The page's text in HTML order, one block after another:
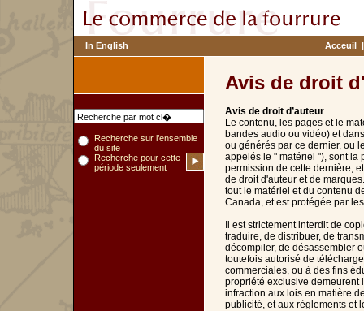
In English Acceuil|
Recherche sur l’ensemble
du site
Recherche pour cette
période seulement
Avis de droit
Avis de droit d’auteur
Le contenu, les pages et le
bandes audio ou vidéo) et
ou générés par ce dernier, ou
appelés le " matériel "), sont la
permission de cette dernière,
de droit d'auteur et de
tout le matériel et du contenu
Canada, et est protégée par
Il est strictement interdit de
traduire, de distribuer, de
décompiler, de désassembler
toutefois autorisé de
commerciales, ou à des fins
propriété exclusive demeurent
infraction aux lois en matière
publicité, et aux règlements et